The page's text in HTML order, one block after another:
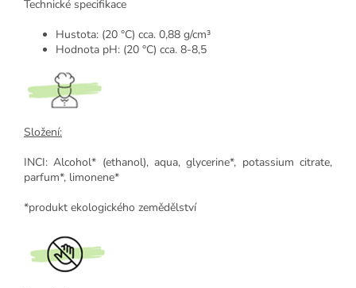
Technické specifikace
Hustota: (20 °C) cca. 0,88 g/cm³
Hodnota pH: (20 °C) cca. 8-8,5
Složení:
INCI: Alcohol* (ethanol), aqua, glycerine*, potassium citrate,
parfum*, limonene*
*produkt ekologického zemědělství